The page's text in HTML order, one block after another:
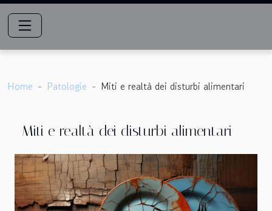
Home Patologie Miti e realtà dei disturbi alimentari
Miti e realtà dei disturbi alimentari